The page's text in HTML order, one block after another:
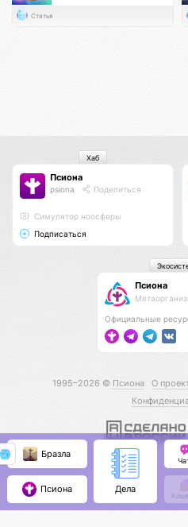
Статья
Псиона
psiona Поделиться
Cимулятор ноосферы
Подписаться
Хаб
Псиона
Официальные
1995–2026 © Псиона О
Бразла
Псиона Дела